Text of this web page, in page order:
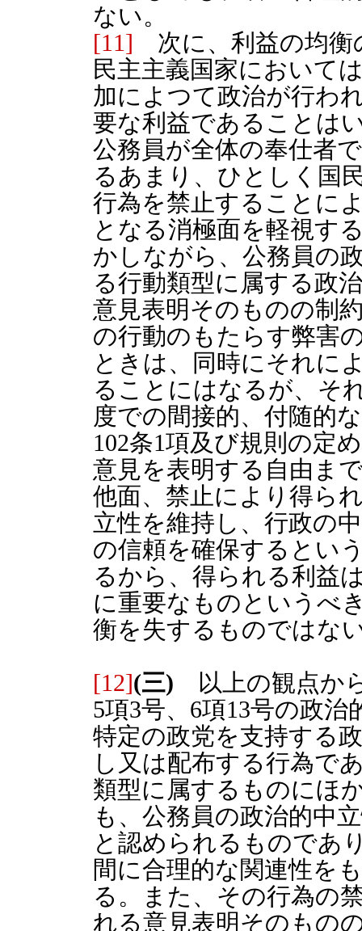
ない。
[11] 次に、利益の均衡
民主主義国家において
加によつて政治が行わ
要な利益であることは
公務員が全体の奉仕者
るあまり、ひとしく国
行為を禁止することに
となる消極面を軽視す
かしながら、公務員の
る行動類型に属する政
意見表明そのものの制
の行動のもたらす弊害
ときは、同時にそれに
ることにはなるが、そ
度での間接的、付随的
102条1項及び規則の定
意見を表明する自由ま
他面、禁止により得ら
立性を維持し、行政の
の信頼を確保するとい
るから、得られる利益
に重要なものというべ
衡を失するものではな
[12](三) 以上の観点か
5項3号、6項13号の政
特定の政党を支持する
し又は配布する行為で
類型に属するものにほ
も、公務員の政治的中
と認められるものであ
間に合理的な関連性を
る。また、その行為の
れる意見表明そのもの